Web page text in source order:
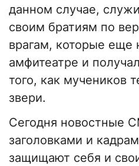
данном случае,
своим братиям по
врагам, которые еще
амфитеатре и
того, как мучеников
звери.
Сегодня новостные
заголовками и
защищают себя и